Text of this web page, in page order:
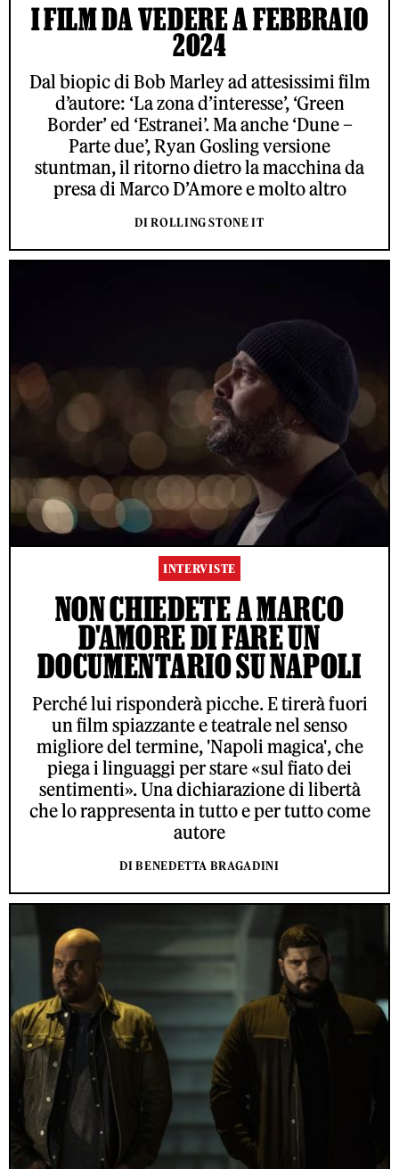
I FILM DA VEDERE A FEBBRAIO
2024
Dal biopic di Bob Marley ad attesissimi film
d’autore: ‘La zona d’interesse’, ‘Green
Border’ ed ‘Estranei’. Ma anche ‘Dune –
Parte due’, Ryan Gosling versione
stuntman, il ritorno dietro la macchina da
presa di Marco D’Amore e molto altro
DI ROLLING STONE IT
INTERVISTE
NON CHIEDETE A MARCO
D'AMORE DI FARE UN
DOCUMENTARIO SU NAPOLI
Perché lui risponderà picche. E tirerà fuori
un film spiazzante e teatrale nel senso
migliore del termine, 'Napoli magica', che
piega i linguaggi per stare «sul fiato dei
sentimenti». Una dichiarazione di libertà
che lo rappresenta in tutto e per tutto come
autore
DI BENEDETTA BRAGADINI